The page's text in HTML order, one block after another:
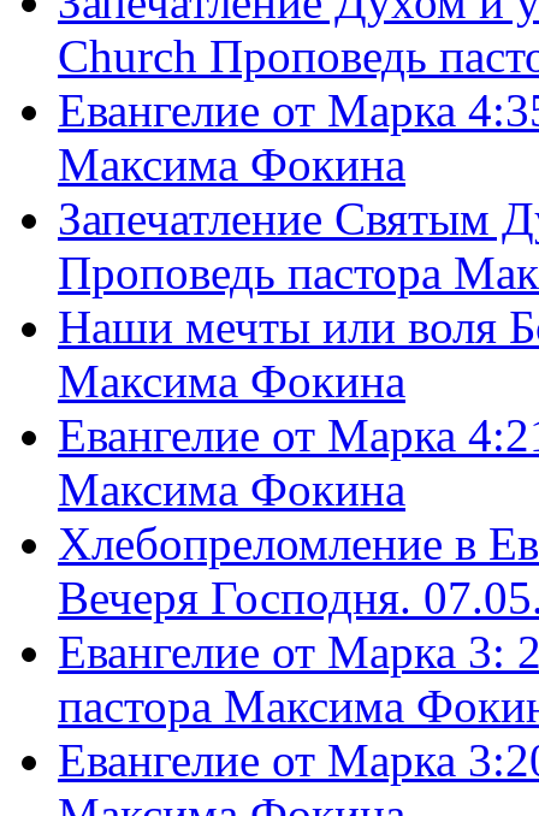
Church Проповедь
Евангелие от Марка
Максима Фокина
Запечатление Святым
Проповедь пастора
Наши мечты или воля
Максима Фокина
Евангелие от Марка
Максима Фокина
Хлебопреломление в
Вечеря Господня.
Евангелие от Марка 3:
пастора Максима
Евангелие от Марка